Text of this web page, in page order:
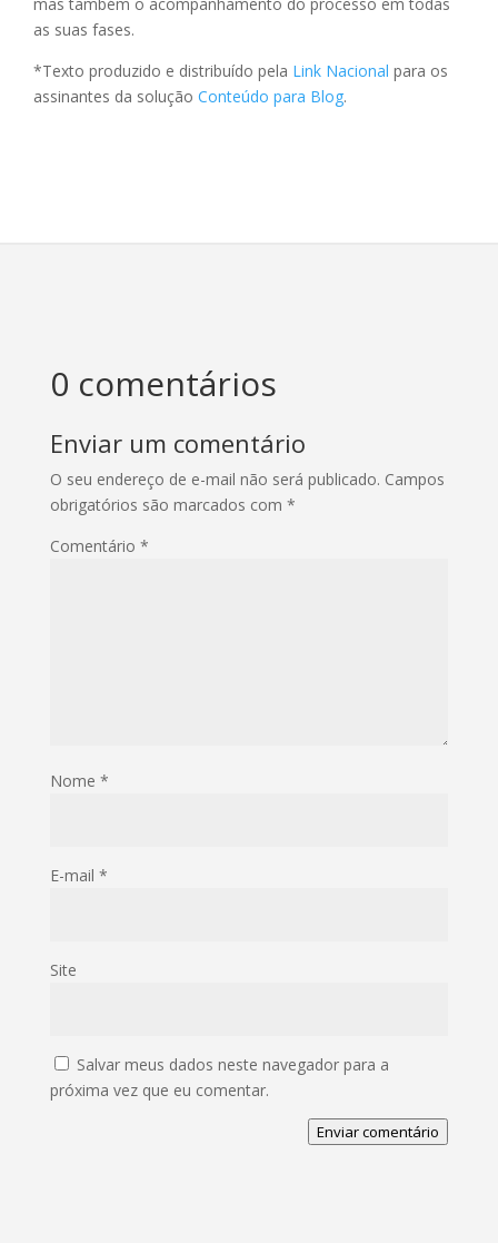
mas também o acompanhamento do processo em todas
as suas fases.
*Texto produzido e distribuído pela Link Nacional para os
assinantes da solução Conteúdo para Blog.
0 comentários
Enviar um comentário
O seu endereço de e-mail não será publicado. Campos
obrigatórios são marcados com *
Comentário *
Nome *
E-mail *
Site
Salvar meus dados neste navegador para a
próxima vez que eu comentar.
Enviar comentário